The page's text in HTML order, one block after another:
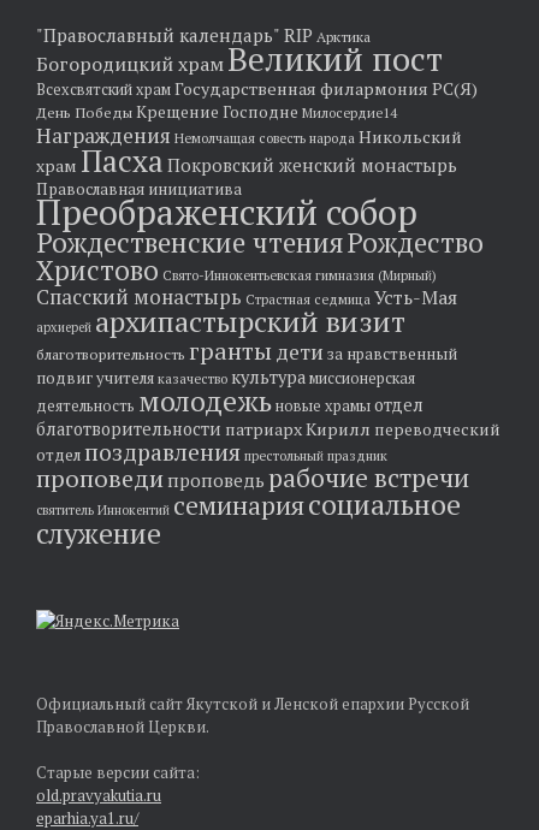
"Православный календарь" RIP Арктика
Богородицкий храмВеликий пост
Всехсвятский храмГосударственная филармония РС(Я)
День ПобедыКрещение Господне Милосердие14
Награждения Немолчащая совесть народа Никольский
храм Пасха Покровский женский монастырь
Православная инициатива
Преображенский собор
Рождественские чтенияРождество
Христово Свято-Иннокентьевская гимназия (Мирный)
Спасский монастырь Страстная седмица Усть-Мая
архиерей архипастырский визит
благотворительность гранты дети за нравственный
подвиг учителя казачество культура миссионерская
деятельность молодежьновые храмыотдел
благотворительности патриарх Кирилл переводческий
отделпоздравления престольный праздник
проповедипроповедь рабочие встречи
святитель Иннокентий семинариясоциальное
служение
Официальный сайт Якутской и Ленской епархии Русской
Православной Церкви.
Старые версии сайта:
old.pravyakutia.ru
eparhia.ya1.ru/